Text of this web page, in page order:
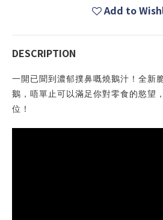
Add to
DESCRIPTION
一開已聞到濃郁撲鼻嘅燒鵝汁！全新
鵝，唔單止可以滿足你對零食的慾望
位！